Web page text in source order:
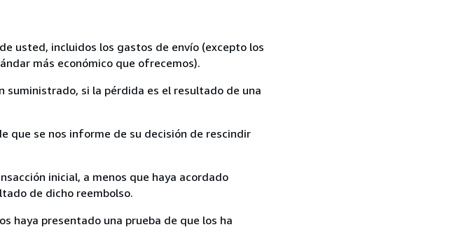
usted, incluidos los gastos de envío (excepto los
más económico que ofrecemos).
suministrado, si la pérdida es el resultado de una
que se nos informe de su decisión de rescindir
inicial, a menos que haya acordado
de dicho reembolso.
haya presentado una prueba de que los ha